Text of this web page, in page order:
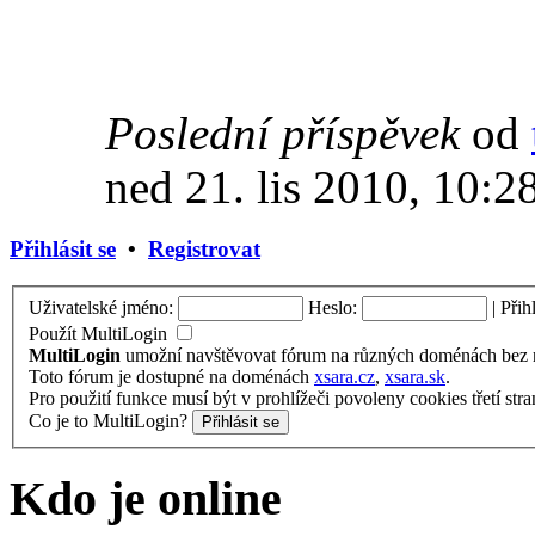
Poslední příspěvekod
ned 21. lis 2010,
Přihlásit se • Registrovat
Uživatelské jméno: Heslo: |
Použít MultiLogin
MultiLogin umožní navštěvovat fórum na různých doménách
Toto fórum je dostupné na doménách xsara.cz, xsara.sk.
Pro použití funkce musí být v prohlížeči povoleny cookies třetí
Co je to MultiLogin?
Kdo je online